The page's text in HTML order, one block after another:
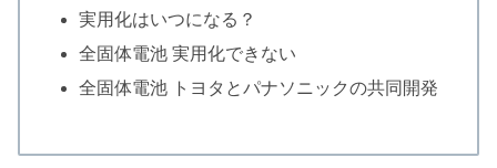
実用化はいつになる？
全固体電池 実用化できない
全固体電池 トヨタとパナソニックの共同開発